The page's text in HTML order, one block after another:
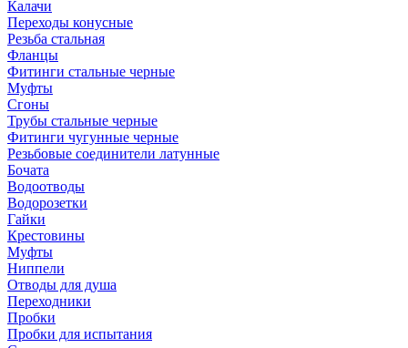
Калачи
Переходы конусные
Резьба стальная
Фланцы
Фитинги стальные черные
Муфты
Сгоны
Трубы стальные черные
Фитинги чугунные черные
Резьбовые соединители латунные
Бочата
Водоотводы
Водорозетки
Гайки
Крестовины
Муфты
Ниппели
Отводы для душа
Переходники
Пробки
Пробки для испытания